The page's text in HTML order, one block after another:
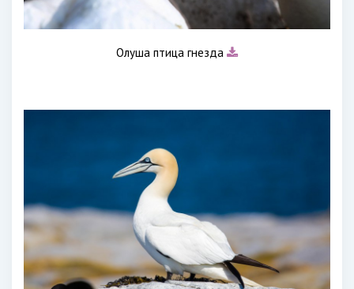
Олуша птица гнезда